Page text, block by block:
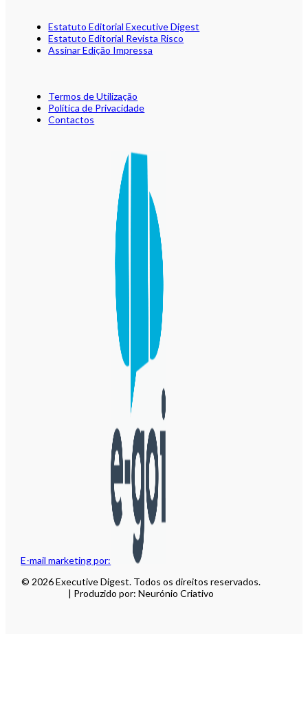
E-mail marketing por:
Estatuto Editorial Executive Digest
Estatuto Editorial Revista Risco
Assinar Edição Impressa
Termos de Utilização
Política de Privacidade
Contactos
© 2026 Executive Digest. Todos os direitos reservados.
| Produzido por: Neurónio Criativo